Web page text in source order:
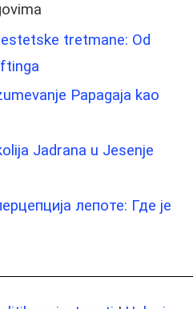
tretmane: Od
Papagaja kao
Jadrana u Jesenje
лепоте: Где је